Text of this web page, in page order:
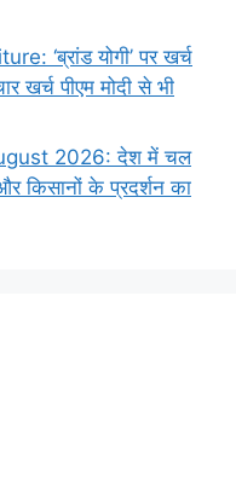
‘ब्रांड योगी’ पर खर्च
खर्च पीएम मोदी से भी
2026: देश में चल
किसानों के प्रदर्शन का